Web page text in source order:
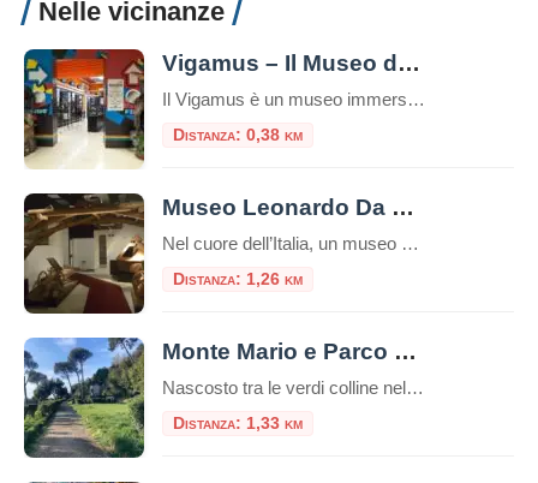
Nelle vicinanze
Vigamus – Il Museo del Videogioco
Il Vigamus è un museo immersivo e interattivo per scoprire origini ed evoluzione dei videgiochi con 100 pannelli illustrati e 36 postazioni-gioco E’ il più grande museo del videogioco in Italia, secondo in Europa per anzianità solo al Museo di Berlino. All’interno è allestita una sala interattiva rivolta ai più giovani, agli studenti e a […]
Distanza: 0,38 km
Museo Leonardo Da Vinci Experience
Nel cuore dell’Italia, un museo straordinario invita i visitatori a intraprendere un viaggio affascinante attraverso la mente di uno dei più grandi geni della storia: Leonardo da Vinci. Il Museo Leonardo Da Vinci Experience non è semplicemente un museo tradizionale, ma un’esperienza interattiva che permette di toccare con mano l’eredità del maestro del Rinascimento. Un […]
Distanza: 1,26 km
Monte Mario e Parco Mellini: Il Punto Panoramico Più Alto di Roma
Nascosto tra le verdi colline nella parte nord-occidentale di Roma, Monte Mario rappresenta il punto più elevato della città eterna, raggiungendo i 139 metri sul livello del mare. Questo colle, che domina maestosamente il Tevere e l’intera capitale, ospita uno dei parchi più affascinanti e meno conosciuti dai turisti: il Parco Mellini. Un’Oasi Verde nel […]
Distanza: 1,33 km